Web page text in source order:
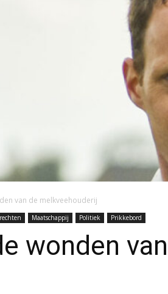
van de melkveehouderij
Maatschappij Politiek Prikkebord
wonden